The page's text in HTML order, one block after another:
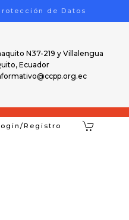
de Datos
N37-219 y Villalengua
Ecuador
Registro